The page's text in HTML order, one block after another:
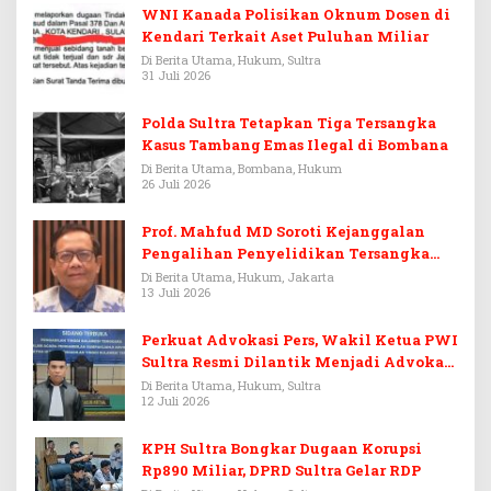
WNI Kanada Polisikan Oknum Dosen di
Kendari Terkait Aset Puluhan Miliar
Di Berita Utama, Hukum, Sultra
31 Juli 2026
Polda Sultra Tetapkan Tiga Tersangka
Kasus Tambang Emas Ilegal di Bombana
Di Berita Utama, Bombana, Hukum
26 Juli 2026
Prof. Mahfud MD Soroti Kejanggalan
Pengalihan Penyelidikan Tersangka
Febrie Adriansyah
Di Berita Utama, Hukum, Jakarta
13 Juli 2026
Perkuat Advokasi Pers, Wakil Ketua PWI
Sultra Resmi Dilantik Menjadi Advokat
PERADI
Di Berita Utama, Hukum, Sultra
12 Juli 2026
KPH Sultra Bongkar Dugaan Korupsi
Rp890 Miliar, DPRD Sultra Gelar RDP